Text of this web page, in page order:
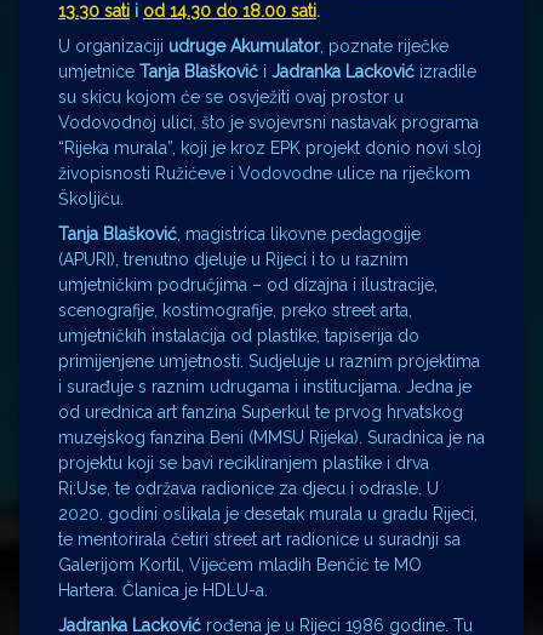
13.30 sati i od 14.30 do 18.00 sati.
U organizaciji udruge Akumulator, poznate riječke
umjetnice Tanja Blašković i Jadranka Lacković izradile
su skicu kojom će se osvježiti ovaj prostor u
Vodovodnoj ulici, što je svojevrsni nastavak programa
“Rijeka murala”, koji je kroz EPK projekt donio novi sloj
živopisnosti Ružićeve i Vodovodne ulice na riječkom
Školjiću.
Tanja Blašković , magistrica likovne pedagogije
(APURI), trenutno djeluje u Rijeci i to u raznim
umjetničkim područjima – od dizajna i ilustracije,
scenografije, kostimografije, preko street arta,
umjetničkih instalacija od plastike, tapiserija do
primijenjene umjetnosti. Sudjeluje u raznim projektima
i surađuje s raznim udrugama i institucijama. Jedna je
od urednica art fanzina Superkul te prvog hrvatskog
muzejskog fanzina Beni (MMSU Rijeka). Suradnica je na
projektu koji se bavi recikliranjem plastike i drva
Ri:Use, te održava radionice za djecu i odrasle. U
2020. godini oslikala je desetak murala u gradu Rijeci,
te mentorirala četiri street art radionice u suradnji sa
Galerijom Kortil, Vijećem mladih Benčić te MO
Hartera. Članica je HDLU-a.
Jadranka Lacković rođena je u Rijeci 1986 godine. Tu